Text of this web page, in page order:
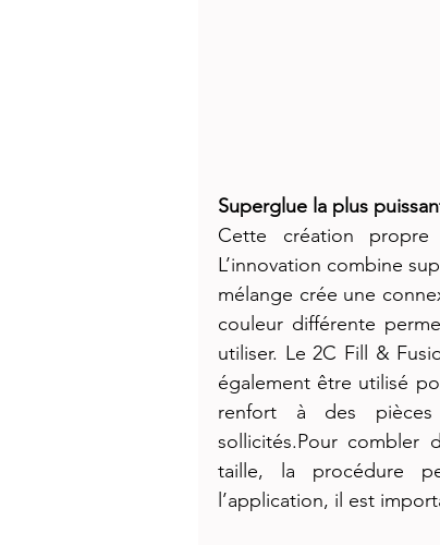
Superglue la plus
Cette création propre
L’innovation combine
mélange crée une
couleur différente
utiliser. Le 2C Fill &
également être utilisé
renfort à des
sollicités.Pour combler
taille, la procédure
l’application, il est